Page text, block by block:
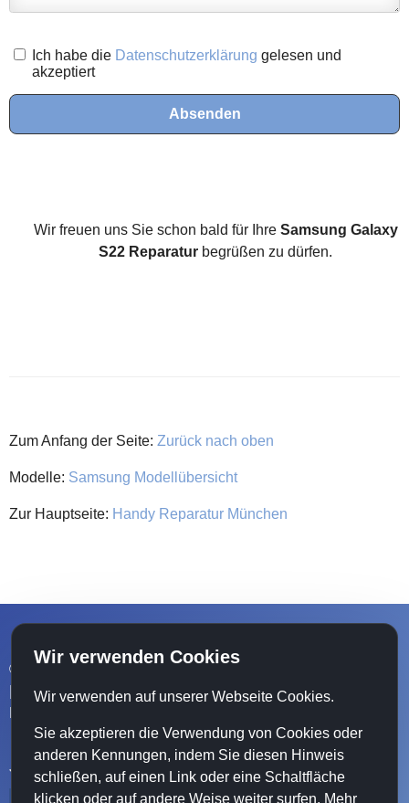
Ich habe die Datenschutzerklärung gelesen und
akzeptiert
Absenden
Wir freuen uns Sie schon bald für Ihre Samsung Galaxy
S22 Reparatur begrüßen zu dürfen.
Zum Anfang der Seite: Zurück nach oben
Modelle: Samsung Modellübersicht
Zur Hauptseite: Handy Reparatur München
© 2025 |
Impressum|Datenschutz|Haftungsausschluss|
Jetzt teilen:
Wir verwenden Cookies
Wir verwenden auf unserer Webseite Cookies.
Sie akzeptieren die Verwendung von Cookies oder
anderen Kennungen, indem Sie diesen Hinweis
schließen, auf einen Link oder eine Schaltfläche
klicken oder auf andere Weise weiter surfen. Mehr